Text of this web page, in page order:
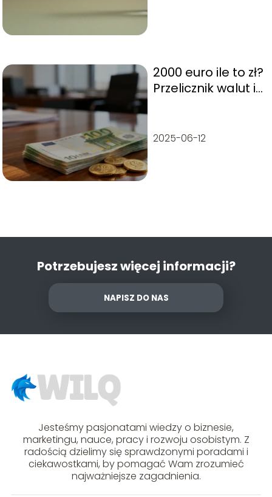
2000 euro ile to zł?
Przelicznik walut i
2025-06-12
Potrzebujesz więcej informacji?
NAPISZ DO NAS
Jesteśmy pasjonatami wiedzy o biznesie,
marketingu, nauce, pracy i rozwoju osobistym. Z
radością dzielimy się sprawdzonymi poradami i
ciekawostkami, by pomagać Wam zrozumieć
najważniejsze zagadnienia.